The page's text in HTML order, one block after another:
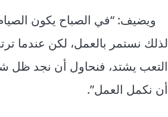
ويضيف: “في الصباح يكون
لذلك نستمر بالعمل، لكن عندما
التعب يشتد، فنحاول أن نجد ظل
أن نكمل العمل”.